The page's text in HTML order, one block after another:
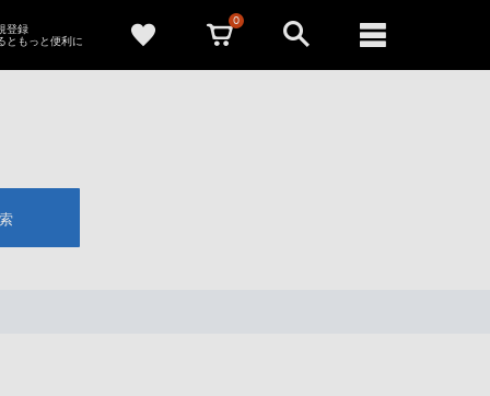
登録
ともっと便利に
0